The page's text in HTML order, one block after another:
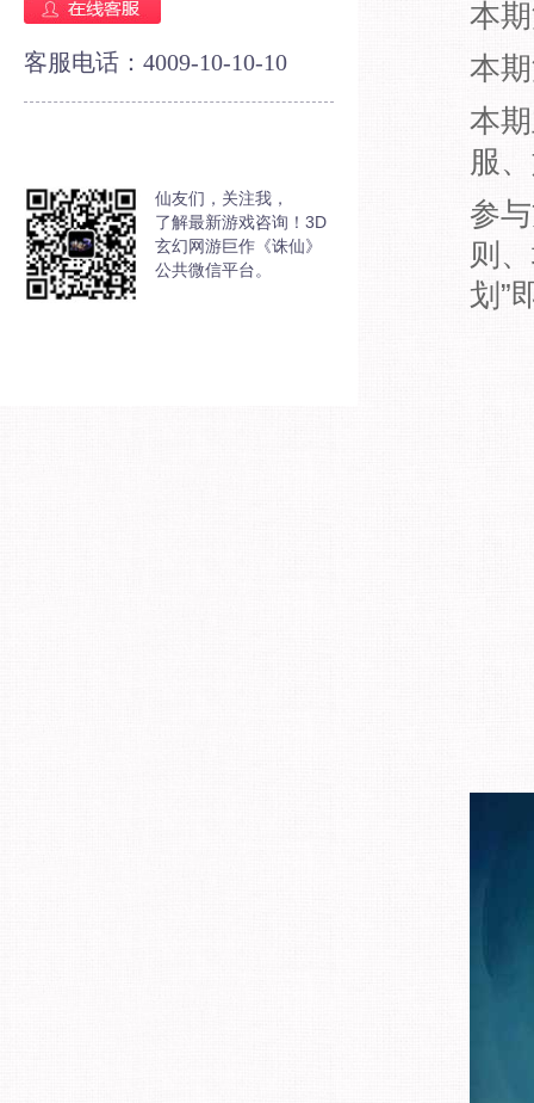
客服电话：4009-10-10-10
仙友们，关注我，
了解最新游戏咨询！3D
玄幻网游巨作《诛仙》
公共微信平台。
本
本
本
服
参
则
划”